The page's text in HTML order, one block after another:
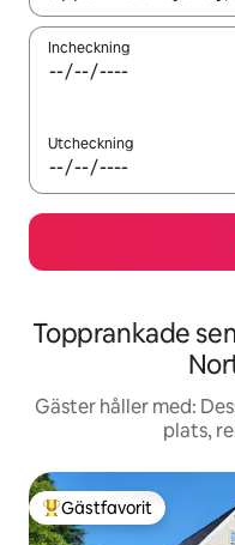
Incheckning
Utcheckning
Topprankade
Gäster håller med:
plats,
Populär gästfavorit
Gästfavorit